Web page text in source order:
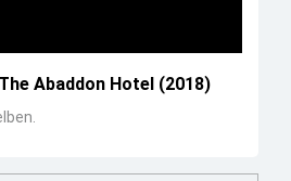
Abaddon Hotel (2018)